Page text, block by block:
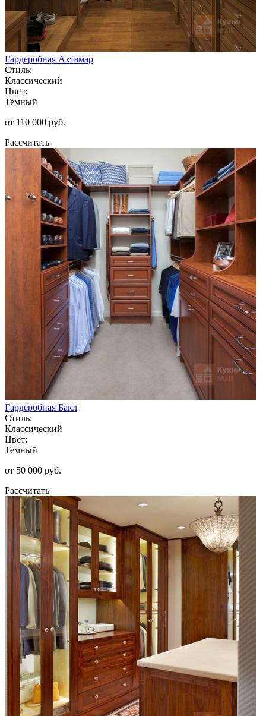
Гардеробная Ахтамар
Стиль:
Классический
Цвет:
Темный
от 110 000 руб.
Рассчитать
Гардеробная Бакл
Стиль:
Классический
Цвет:
Темный
от 50 000 руб.
Рассчитать